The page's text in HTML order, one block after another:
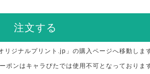
注文する
リジナルプリント.jp」の購入ページへ移動しま
ポンはキャラぴたでは使用不可となっておりま